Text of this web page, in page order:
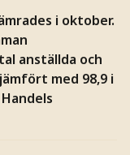
i oktober.
anställda och
med 98,9 i